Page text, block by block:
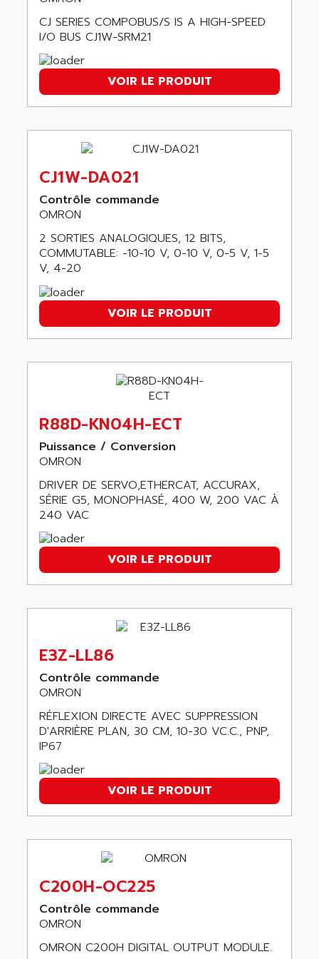
C170
RESISTRON
OP30/B
FLEX DRIVE
FD-B SERIES
ACS550
J2-SUPER SERIES
VFD
TFS
ALTIVAR 58
MENTOR 2
KRC1
SYSDRIVE
ACI
ACOPOS
TESYS
SYNCHRONOUS SERVO MOTOR
Kinetix 6000
MELSEC
ADVANTYS STB
ND
SIMOVERT P
RTS
XBLC
HARMONY XVBC
ACS600
PG
SINAMICS
TI 500
ARDUINO
AREVA
ARIA
ARICO
ARIES
ARINC
ARIS
ARIS HERION
ARISTO
ARISTON
ARITECH
ARIZONA
ARL
ARNATRONIC
ARO
AROLIT-PLASTIC
ARROW PNEUMATIC
ARSEFRAM
ARSILICII
ARSOFT
ART
ARTECHE
ARTECHNIC
ARTESYN EMBEDDED TECHNOLOGIES
ARTILA
ARTLII
AS INFO
ASAHI
ASAHI ENGINEERING
ASANTE
ASC
ASCO
ASEA
ASECOS
CJ SERIES COMPOBUS/S IS A HIGH-SPEED
I/O BUS CJ1W-SRM21
VOIR LE PRODUIT
CJ1W-DA021
Contrôle commande
OMRON
2 SORTIES ANALOGIQUES, 12 BITS,
COMMUTABLE: -10-10 V, 0-10 V, 0-5 V, 1-5
V, 4-20
VOIR LE PRODUIT
R88D-KN04H-ECT
Puissance / Conversion
OMRON
DRIVER DE SERVO,ETHERCAT, ACCURAX,
SÉRIE G5, MONOPHASÉ, 400 W, 200 VAC À
240 VAC
VOIR LE PRODUIT
E3Z-LL86
Contrôle commande
OMRON
RÉFLEXION DIRECTE AVEC SUPPRESSION
D'ARRIÈRE PLAN, 30 CM, 10-30 VC.C., PNP,
IP67
VOIR LE PRODUIT
C200H-OC225
Contrôle commande
OMRON
OMRON C200H DIGITAL OUTPUT MODULE.